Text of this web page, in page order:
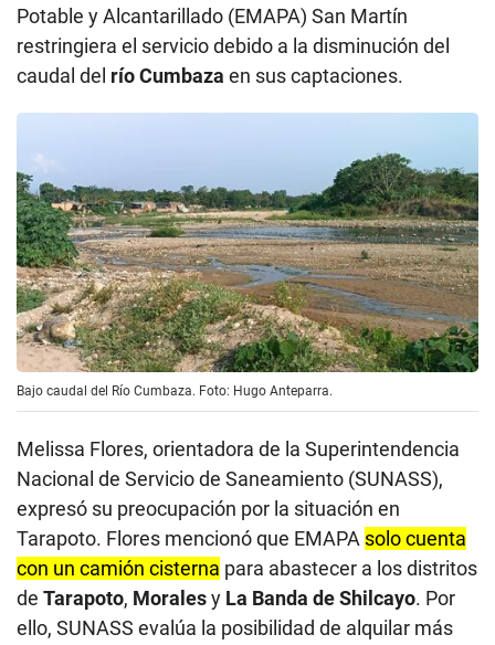
Potable y Alcantarillado (EMAPA) San Martín
restringiera el servicio debido a la disminución del
caudal del río Cumbaza en sus captaciones.
Bajo caudal del Río Cumbaza. Foto: Hugo Anteparra.
Melissa Flores, orientadora de la Superintendencia
Nacional de Servicio de Saneamiento (SUNASS),
expresó su preocupación por la situación en
Tarapoto. Flores mencionó que EMAPA solo cuenta
con un camión cisterna para abastecer a los distritos
de Tarapoto, Moralesy La Banda de Shilcayo. Por
ello, SUNASS evalúa la posibilidad de alquilar más